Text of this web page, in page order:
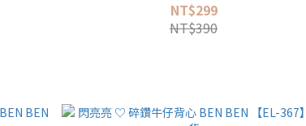
NT$299
NT$390